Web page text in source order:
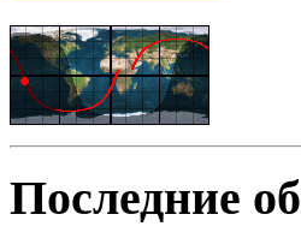
Последние